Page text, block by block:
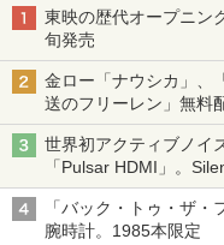
東映の歴代オープニン
旬発売
金ロー「ナウシカ」、
送のフリーレン」無料
世界初アクティブノイ
「Pulsar HDMI」。
「バック・トゥ・ザ
腕時計。1985本限定